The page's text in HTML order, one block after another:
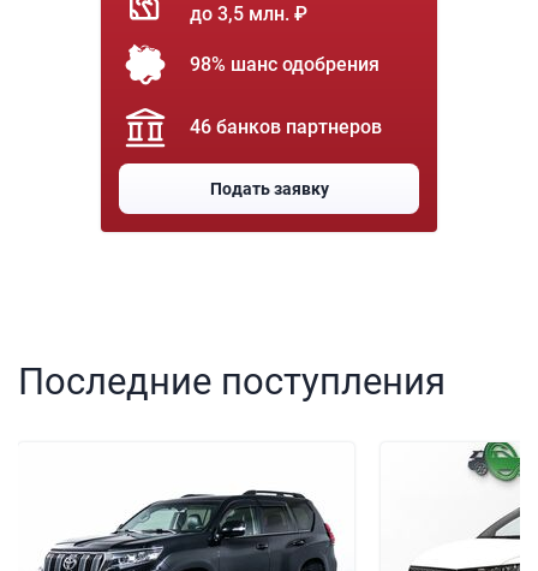
до 3,5 млн. ₽
98% шанс одобрения
46 банков партнеров
Подать заявку
Последние поступления